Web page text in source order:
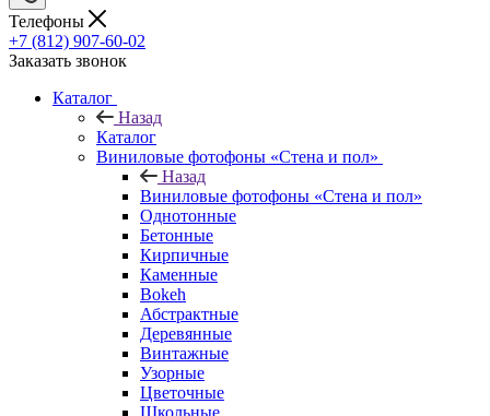
Телефоны
+7 (812) 907-60-02
Заказать звонок
Каталог
Назад
Каталог
Виниловые фотофоны «Стена и пол»
Назад
Виниловые фотофоны «Стена и пол»
Однотонные
Бетонные
Кирпичные
Каменные
Bokeh
Абстрактные
Деревянные
Винтажные
Узорные
Цветочные
Школьные